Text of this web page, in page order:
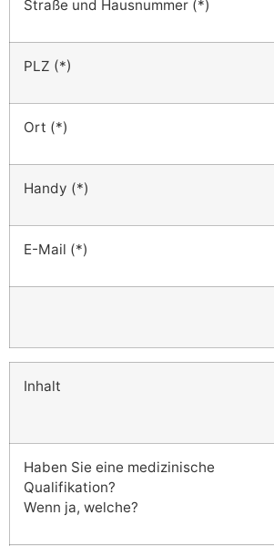
Straße und Hausnummer (*)
PLZ (*)
Ort (*)
Handy (*)
E-Mail (*)
Inhalt
Haben Sie eine medizinische
Qualifikation?
Wenn ja, welche?